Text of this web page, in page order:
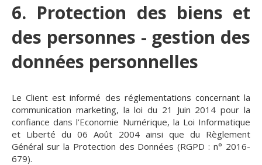
6. Protection des biens et
des personnes - gestion des
données personnelles
Le Client est informé des réglementations concernant la
communication marketing, la loi du 21 Juin 2014 pour la
confiance dans l’Economie Numérique, la Loi Informatique
et Liberté du 06 Août 2004 ainsi que du Règlement
Général sur la Protection des Données (RGPD : n° 2016-
679).